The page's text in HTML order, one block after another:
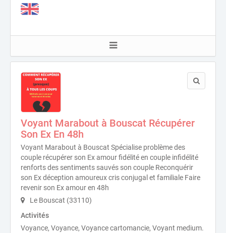
Voyant Marabout à Bouscat Récupérer
Son Ex En 48h
Voyant Marabout à Bouscat Spécialise problème des
couple récupérer son Ex amour fidélité en couple infidélité
renforts des sentiments sauvés son couple Reconquérir
son Ex déception amoureux cris conjugal et familiale Faire
revenir son Ex amour en 48h
Le Bouscat (33110)
Activités
Voyance, Voyance, Voyance cartomancie, Voyant medium.